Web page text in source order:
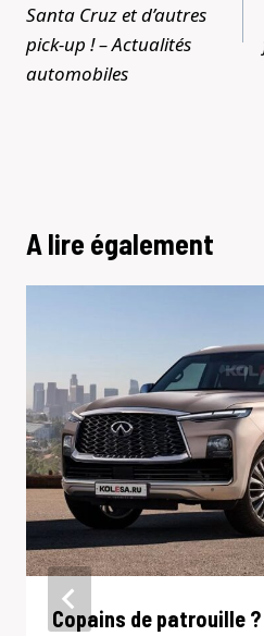
Santa Cruz et d’autres
pick-up ! – Actualités
automobiles
A lire également
Copains de patrouille